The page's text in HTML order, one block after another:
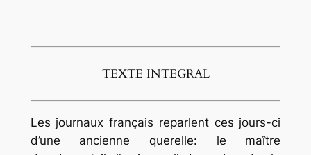
TEXTE INTEGRAL
Les journaux français reparlent ces jours-ci
d’une ancienne querelle: le maître